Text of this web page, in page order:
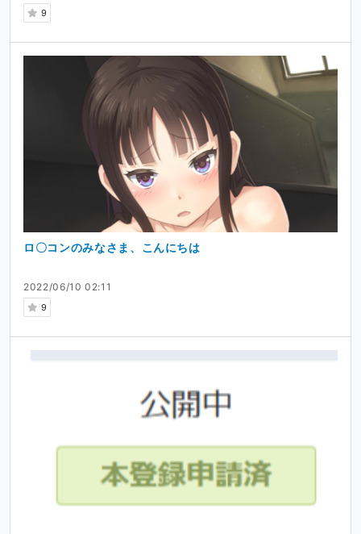
9
2022/06/10 02:11
9
ロ〇コンのみなさま、こんにちは